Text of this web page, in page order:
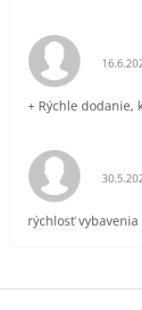
+ Rýchle dodanie,
rýchlosť
Z